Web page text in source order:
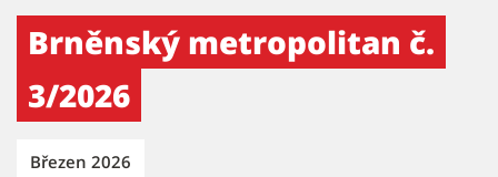
Brněnský metropolitan č.
3/2026
Březen 2026